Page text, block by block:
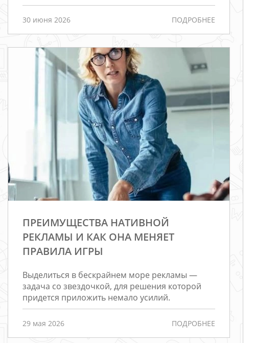
30 июня 2026 ПОДРОБНЕЕ
ПРЕИМУЩЕСТВА НАТИВНОЙ
РЕКЛАМЫ И КАК ОНА МЕНЯЕТ
ПРАВИЛА ИГРЫ
Выделиться в бескрайнем море рекламы —
задача со звездочкой, для решения которой
придется приложить немало усилий.
29 мая 2026 ПОДРОБНЕЕ
Редизайн
Порталы
магазины